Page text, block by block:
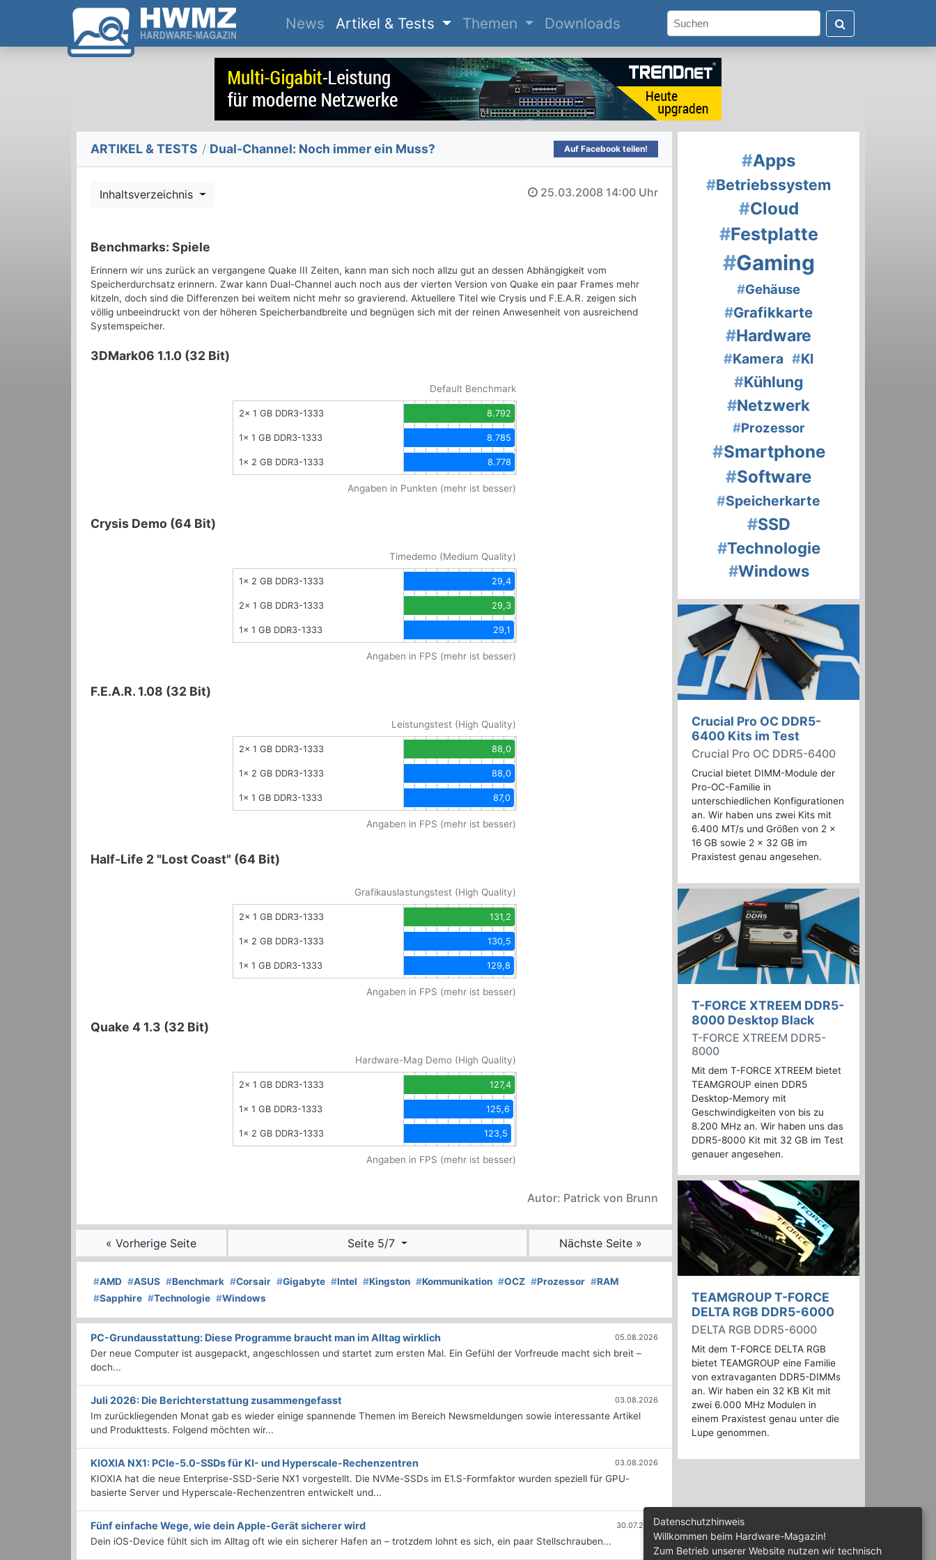
News(current)
Artikel & Tests Themen Downloads
ARTIKEL & TESTS / Dual-Channel: Noch immer ein Muss? Auf Facebook teilen!
Inhaltsverzeichnis 25.03.2008 14:00 Uhr
Benchmarks: Spiele
Erinnern wir uns zurück an vergangene Quake III Zeiten, kann man sich noch allzu gut an dessen Abhängigkeit vom
Speicherdurchsatz erinnern. Zwar kann Dual-Channel auch noch aus der vierten Version von Quake ein paar Frames mehr
kitzeln, doch sind die Differenzen bei weitem nicht mehr so gravierend. Aktuellere Titel wie Crysis und F.E.A.R. zeigen sich
völlig unbeeindruckt von der höheren Speicherbandbreite und begnügen sich mit der reinen Anwesenheit von ausreichend
Systemspeicher.
3DMark06 1.1.0 (32 Bit)
Default Benchmark
2x 1 GB DDR3-1333 8.792
1x 1 GB DDR3-1333 8.785
1x 2 GB DDR3-1333 8.778
Angaben in Punkten (mehr ist besser)
Crysis Demo (64 Bit)
Timedemo (Medium Quality)
1x 2 GB DDR3-1333 29,4
2x 1 GB DDR3-1333 29,3
1x 1 GB DDR3-1333 29,1
Angaben in FPS (mehr ist besser)
F.E.A.R. 1.08 (32 Bit)
Leistungstest (High Quality)
2x 1 GB DDR3-1333 88,0
1x 2 GB DDR3-1333 88,0
1x 1 GB DDR3-1333 87,0
Angaben in FPS (mehr ist besser)
Half-Life 2 "Lost Coast" (64 Bit)
Grafikauslastungstest (High Quality)
2x 1 GB DDR3-1333 131,2
1x 2 GB DDR3-1333 130,5
1x 1 GB DDR3-1333 129,8
Angaben in FPS (mehr ist besser)
Quake 4 1.3 (32 Bit)
Hardware-Mag Demo (High Quality)
2x 1 GB DDR3-1333 127,4
1x 1 GB DDR3-1333 125,6
1x 2 GB DDR3-1333 123,5
Angaben in FPS (mehr ist besser)
Autor: Patrick von Brunn
« Vorherige Seite Seite 5/7 Nächste Seite »
#AMD #ASUS #Benchmark #Corsair #Gigabyte #Intel #Kingston #Kommunikation #OCZ #Prozessor #RAM
#Sapphire #Technologie #Windows
PC-Grundausstattung: Diese Programme braucht man im Alltag wirklich 05.08.2026
Der neue Computer ist ausgepackt, angeschlossen und startet zum ersten Mal. Ein Gefühl der Vorfreude macht sich breit –
doch...
Juli 2026: Die Bericht­erstattung zusammengefasst 03.08.2026
Im zurückliegenden Monat gab es wieder einige spannende Themen im Bereich Newsmeldungen sowie interessante Artikel
und Produkttests. Folgend möchten wir...
KIOXIA NX1: PCIe-5.0-SSDs für KI- und Hyperscale-Rechenzentren 03.08.2026
KIOXIA hat die neue Enterprise-SSD-Serie NX1 vorgestellt. Die NVMe-SSDs im E1.S-Formfaktor wurden speziell für GPU-
basierte Server und Hyperscale-Rechenzentren entwickelt und...
Fünf einfache Wege, wie dein Apple-Gerät sicherer wird 30.07.2026
Dein iOS-Device fühlt sich im Alltag oft wie ein sicherer Hafen an – trotzdem lohnt es sich, ein paar Stellschrauben...
#Apps
#Betriebssystem
#Cloud
#Festplatte
#Gaming
#Gehäuse
#Grafikkarte
#Hardware
#Kamera #KI
#Kühlung
#Netzwerk
#Prozessor
#Smartphone
#Software
#Speicherkarte
#SSD
#Technologie
#Windows
Crucial Pro OC DDR5-
6400 Kits im Test
Crucial Pro OC DDR5-6400
Crucial bietet DIMM-Module der
Pro-OC-Familie in
unterschiedlichen Konfigurationen
an. Wir haben uns zwei Kits mit
6.400 MT/s und Größen von 2 x
16 GB sowie 2 x 32 GB im
Praxistest genau angesehen.
T-FORCE XTREEM DDR5-
8000 Desktop Black
T-FORCE XTREEM DDR5-
8000
Mit dem T-FORCE XTREEM bietet
TEAMGROUP einen DDR5
Desktop-Memory mit
Geschwindigkeiten von bis zu
8.200 MHz an. Wir haben uns das
DDR5-8000 Kit mit 32 GB im Test
genauer angesehen.
TEAMGROUP T-FORCE
DELTA RGB DDR5-6000
DELTA RGB DDR5-6000
Mit dem T-FORCE DELTA RGB
bietet TEAMGROUP eine Familie
von extravaganten DDR5-DIMMs
an. Wir haben ein 32 KB Kit mit
zwei 6.000 MHz Modulen in
einem Praxistest genau unter die
Lupe genommen.
Datenschutzhinweis
Willkommen beim Hardware-Magazin!
Zum Betrieb unserer Website nutzen wir technisch